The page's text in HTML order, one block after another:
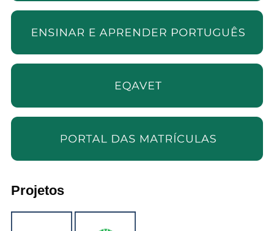
Projetos